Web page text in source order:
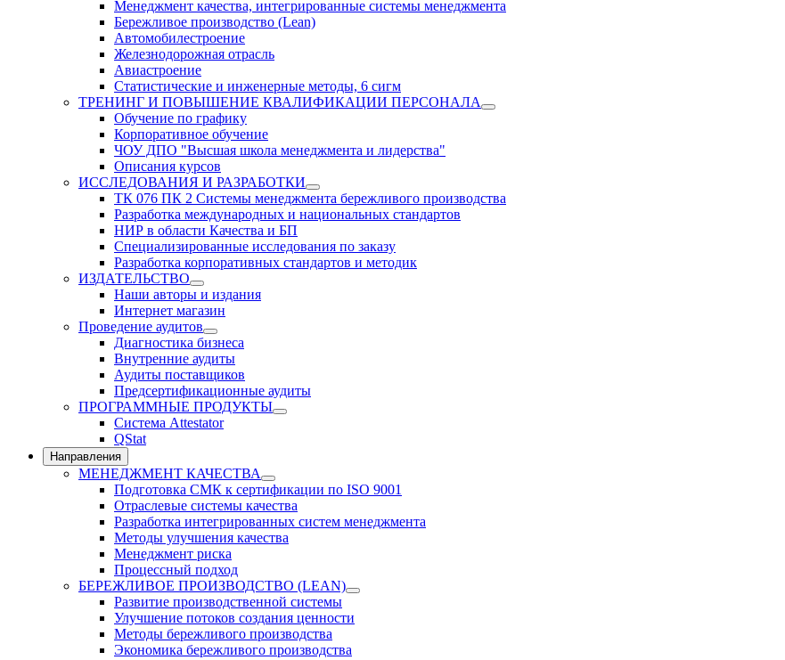
Менеджмент качества, интегрированные системы менеджмента
Бережливое производство (Lean)
Автомобилестроение
Железнодорожная отрасль
Авиастроение
Статистические и инженерные методы, 6 сигм
ТРЕНИНГ И ПОВЫШЕНИЕ КВАЛИФИКАЦИИ ПЕРСОНАЛА
Обучение по графику
Корпоративное обучение
ЧОУ ДПО "Высшая школа менеджмента и лидерства"
Описания курсов
ИССЛЕДОВАНИЯ И РАЗРАБОТКИ
ТК 076 ПК 2 Системы менеджмента бережливого производства
Разработка международных и национальных стандартов
НИР в области Качества и БП
Специализированные исследования по заказу
Разработка корпоративных стандартов и методик
ИЗДАТЕЛЬСТВО
Наши авторы и издания
Интернет магазин
Проведение аудитов
Диагностика бизнеса
Внутренние аудиты
Аудиты поставщиков
Предсертификационные аудиты
ПРОГРАММНЫЕ ПРОДУКТЫ
Система Attestator
QStat
Направления
МЕНЕДЖМЕНТ КАЧЕСТВА
Подготовка СМК к сертификации по ISO 9001
Отраслевые системы качества
Разработка интегрированных систем менеджмента
Методы улучшения качества
Менеджмент риска
Процессный подход
БЕРЕЖЛИВОЕ ПРОИЗВОДСТВО (LEAN)
Развитие производственной системы
Улучшение потоков создания ценности
Методы бережливого производства
Экономика бережливого производства